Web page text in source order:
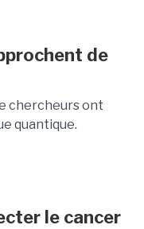
de
chercheurs ont
quantique.
le cancer